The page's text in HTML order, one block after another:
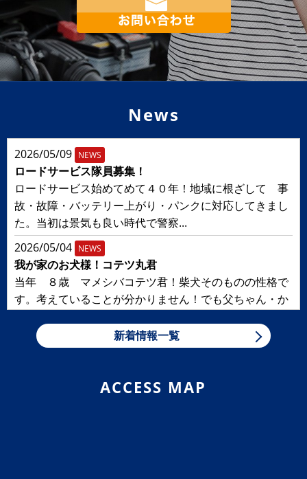
News
2026/05/09 NEWS
ロードサービス隊員募集！
ロードサービス始めてめて４０年！地域に根ざして 事
故・故障・バッテリー上がり・パンクに対応してきまし
た。当初は景気も良い時代で警察...
2026/05/04 NEWS
我が家のお犬様！コテツ丸君
当年 ８歳 マメシバコテツ君！柴犬そのものの性格で
す。考えていることが分かりません！でも父ちゃん・か
2026/05/04
るワンちゃん！気持ちが良さそうだったので ！
新着情報一覧
ACCESS MAP